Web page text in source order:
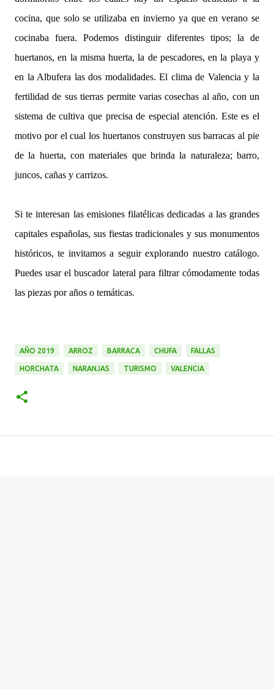
cocina, que solo se utilizaba en invierno ya que en verano se
cocinaba fuera. Podemos distinguir diferentes tipos; la de
huertanos, en la misma huerta, la de pescadores, en la playa y
en la Albufera las dos modalidades. El clima de Valencia y la
fertilidad de sus tierras permite varias cosechas al año, con un
sistema de cultiva que precisa de especial atención. Este es el
motivo por el cual los huertanos construyen sus barracas al pie
de la huerta, con materiales que brinda la naturaleza; barro,
juncos, cañas y carrizos.
Si te interesan las emisiones filatélicas dedicadas a las grandes
capitales españolas, sus fiestas tradicionales y sus monumentos
históricos, te invitamos a seguir explorando nuestro catálogo.
Puedes usar el buscador lateral para filtrar cómodamente todas
las piezas por años o temáticas.
AÑO 2019 ARROZ BARRACA CHUFA FALLAS
HORCHATA NARANJAS TURISMO VALENCIA